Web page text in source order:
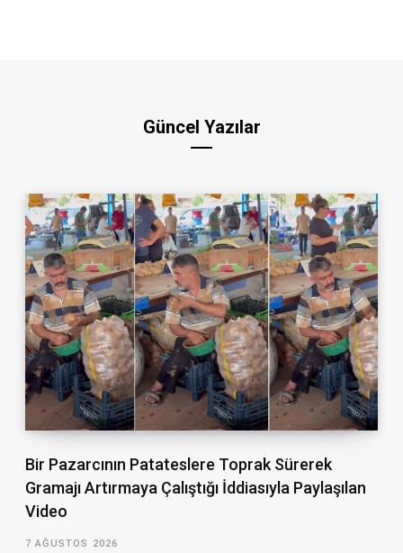
Güncel Yazılar
Bir Pazarcının Patateslere Toprak Sürerek
Gramajı Artırmaya Çalıştığı İddiasıyla Paylaşılan
Video
7 AĞUSTOS 2026